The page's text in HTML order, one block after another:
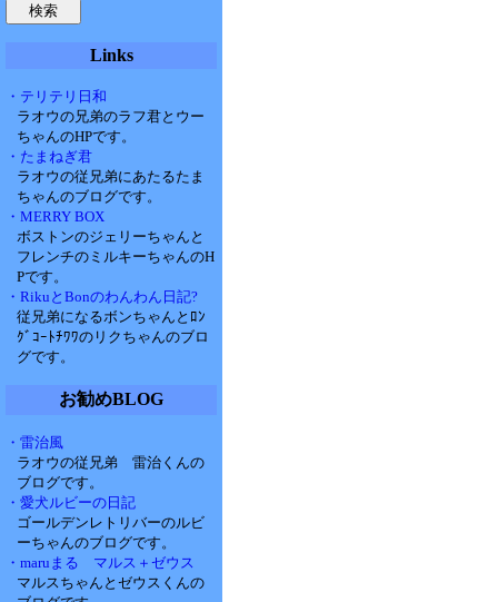
Links
・テリテリ日和
ラオウの兄弟のラフ君とウー
ちゃんのHPです。
・たまねぎ君
ラオウの従兄弟にあたるたま
ちゃんのブログです。
・MERRY BOX
ボストンのジェリーちゃんと
フレンチのミルキーちゃんのH
Pです。
・RikuとBonのわんわん日記?
従兄弟になるボンちゃんとﾛﾝ
ｸﾞｺｰﾄﾁﾜﾜのリクちゃんのブロ
グです。
お勧めBLOG
・雷治風
ラオウの従兄弟 雷治くんの
ブログです。
・愛犬ルビーの日記
ゴールデンレトリバーのルビ
ーちゃんのブログです。
・maruまる マルス＋ゼウス
マルスちゃんとゼウスくんの